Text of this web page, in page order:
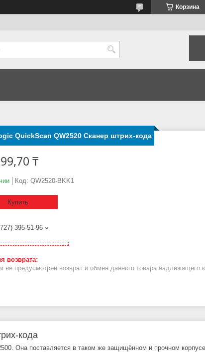
Корзина
QuickScan QW2520 Сканер штрих-кода
₸
Код: QW2520-BKK1
Купить
395-51-96
не предусмотрен возврат и обмен данного товара надлежащего
кода
Она поставляется в таком же защищённом и прочном